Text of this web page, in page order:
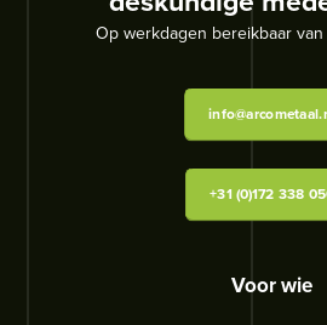
Op werkdagen bereikbaar
+31 (0)172 338
Voor wie